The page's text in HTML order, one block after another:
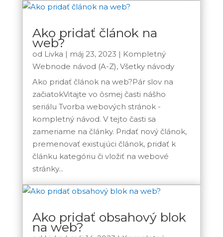
Ako pridať článok na
web?
od Livka | máj 23, 2023 | Kompletný
Webnode návod (A-Z), Všetky návody
Ako pridať článok na web?Pár slov na
začiatokVitajte vo ôsmej časti nášho
seriálu Tvorba webových stránok -
kompletný návod. V tejto časti sa
zameriame na články. Pridať nový článok,
premenovať existujúci článok, pridať k
článku kategóriu či vložiť na webové
stránky...
Ako pridať obsahový blok
na web?